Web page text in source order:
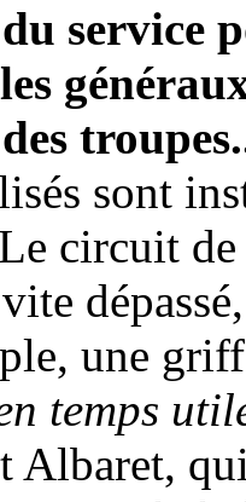
service
sont
Le circuit
une
temps
Albaret,